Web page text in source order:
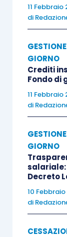
11 Febbraio
di
GIORNO
Crediti
Fondo di
11 Febbraio
di
GIORNO
Decreto
10
di